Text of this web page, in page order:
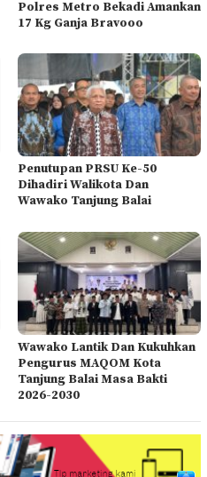
Polres Metro Bekadi Amankan
17 Kg Ganja Bravooo
Penutupan PRSU Ke-50
Dihadiri Walikota Dan
Wawako Tanjung Balai
Wawako Lantik Dan Kukuhkan
Pengurus MAQOM Kota
Tanjung Balai Masa Bakti
2026-2030